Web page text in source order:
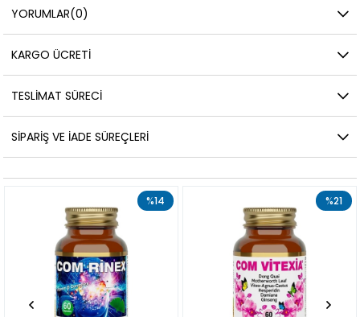
YORUMLAR(0)
KARGO ÜCRETI
TESLIMAT SÜRECI
SIPARIŞ VE İADE SÜREÇLERI
%14 %21